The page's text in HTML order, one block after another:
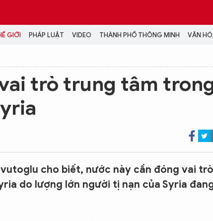
GIỚI PHÁP LUẬT VIDEO THÀNH PHỐ THÔNG MINH VĂN
TRỊ - XÃ HỘI
hội Đảng
Ở HÀ NỘI
LỊCH VẠN SỰ
trò trung tâm
cho biết, nước này cần đóng vai trò
do lượng lớn người tị nạn của Syria